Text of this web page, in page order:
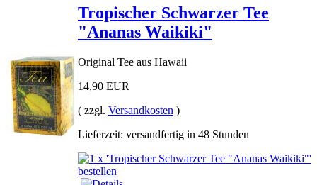
Tropischer Schwarzer Tee
"Ananas Waikiki"
Original Tee aus Hawaii
14,90 EUR
( zzgl. Versandkosten )
Lieferzeit: versandfertig in 48 Stunden